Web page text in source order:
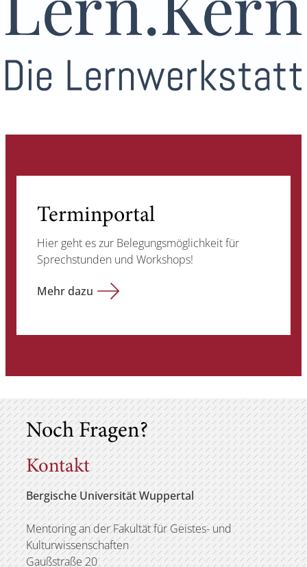
Terminportal
Hier geht es zur Belegungsmöglichkeit für
Sprechstunden und Workshops!
Mehr dazu
Noch Fragen?
Kontakt
Bergische Universität Wuppertal
Mentoring an der Fakultät für Geistes- und
Kulturwissenschaften
Gaußstraße 20